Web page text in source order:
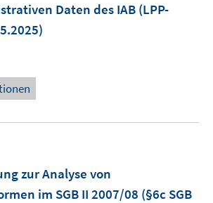
Daten des IAB (LPP-
zur Analyse von
im SGB II 2007/08 (§6c SGB